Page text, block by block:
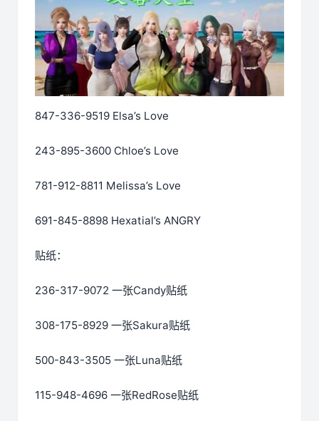
847-336-9519 Elsa’s Love
243-895-3600 Chloe’s Love
781-912-8811 Melissa’s Love
691-845-8898 Hexatial’s ANGRY
贴纸：
236-317-9072 一张Candy贴纸
308-175-8929 一张Sakura贴纸
500-843-3505 一张Luna贴纸
115-948-4696 一张RedRose贴纸